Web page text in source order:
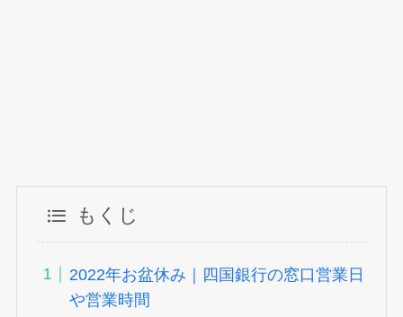
もくじ
2022年お盆休み｜四国銀行の窓口営業日
や営業時間